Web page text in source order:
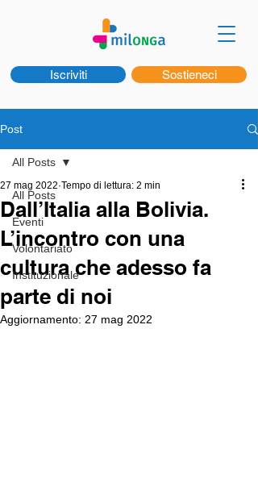
Iscriviti Sostieneci
Post
All Posts
Eventi
Volontariato
Instituzionale
All Posts
Dall’Italia alla Bolivia.
L’incontro con una
cultura che adesso fa
parte di noi
27 mag 2022 Tempo di lettura: 2 min
Aggiornamento: 27 mag 2022